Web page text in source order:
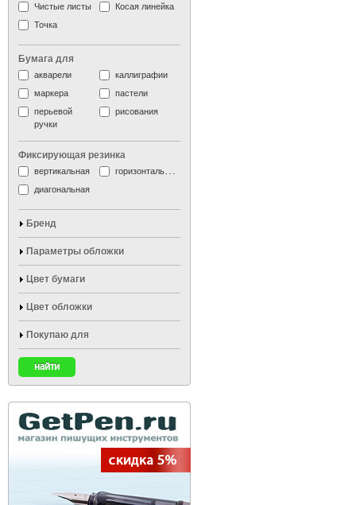
Чистые листы
Косая линейка
Точка
Бумага для
акварели
каллиграфии
маркера
пастели
перьевой
ручки
рисования
Фиксирующая резинка
вертикальная
горизонтальная
диагональная
Бренд
Параметры обложки
Цвет бумаги
Цвет обложки
Покупаю для